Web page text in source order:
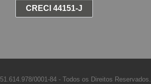
CRECI 44151-J
51.614.978/0001-84 - Todos os Direitos Reservados.